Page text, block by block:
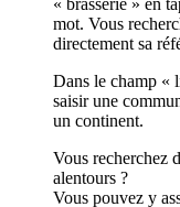
mot. Vous
directement sa
Dans le champ «
saisir une
un continent.
Vous recherchez
alentours ?
Vous pouvez y